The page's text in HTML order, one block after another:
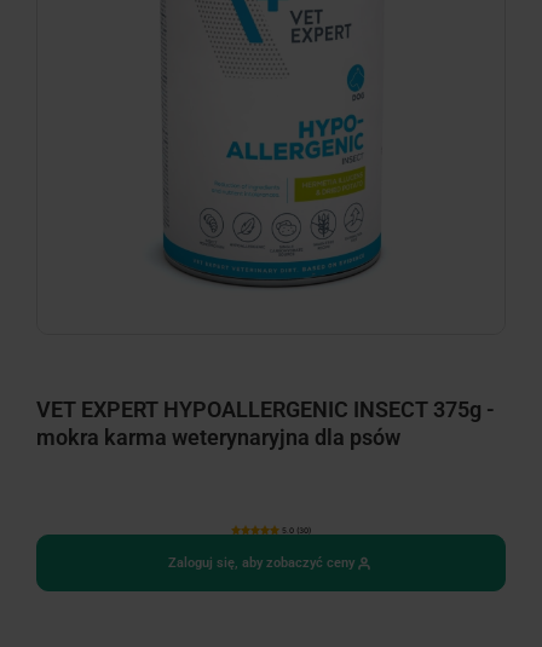
VET EXPERT HYPOALLERGENIC INSECT 375g -
mokra karma weterynaryjna dla psów
5.0 (30)
Zaloguj się, aby zobaczyć ceny